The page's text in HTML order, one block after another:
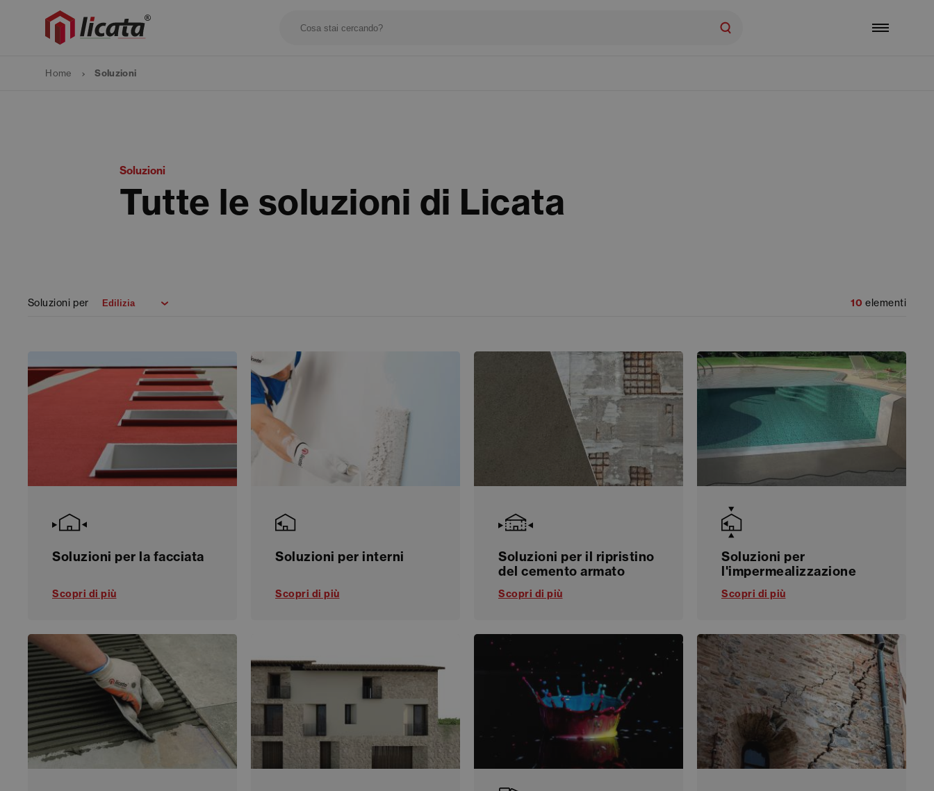
Home Soluzioni
Soluzioni
Tutte le soluzioni di Licata
Soluzioni per 10 elementi
Soluzioni per la facciata
Scopri di più
Soluzioni per interni
Scopri di più
Soluzioni per il ripristino
del cemento armato
Scopri di più
Soluzioni per
l'impermealizzazione
Scopri di più